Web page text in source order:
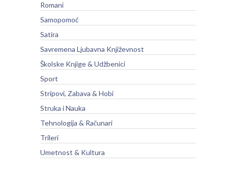
Romani
Samopomoć
Satira
Savremena Ljubavna Književnost
Školske Knjige & Udžbenici
Sport
Stripovi, Zabava & Hobi
Struka i Nauka
Tehnologija & Računari
Trileri
Umetnost & Kultura